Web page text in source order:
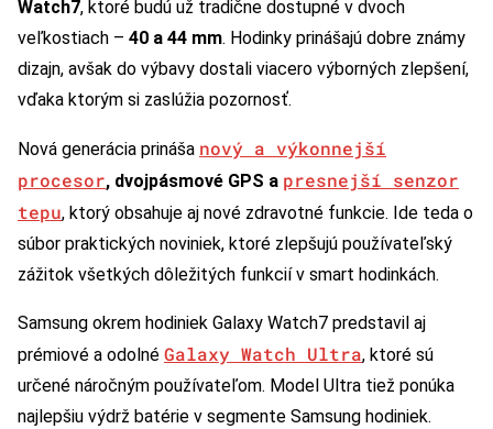
Watch7, ktoré budú už tradične dostupné v dvoch
veľkostiach – 40 a 44 mm. Hodinky prinášajú dobre známy
dizajn, avšak do výbavy dostali viacero výborných zlepšení,
vďaka ktorým si zaslúžia pozornosť.
Nová generácia prináša nový a výkonnejší
procesor, dvojpásmové GPS a presnejší senzor
tepu, ktorý obsahuje aj nové zdravotné funkcie. Ide teda o
súbor praktických noviniek, ktoré zlepšujú používateľský
zážitok všetkých dôležitých funkcií v smart hodinkách.
Samsung okrem hodiniek Galaxy Watch7 predstavil aj
prémiové a odolné Galaxy Watch Ultra, ktoré sú
určené náročným používateľom. Model Ultra tiež ponúka
najlepšiu výdrž batérie v segmente Samsung hodiniek.